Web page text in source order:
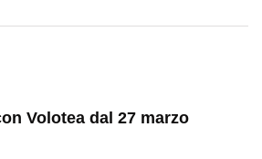
Volotea dal 27 marzo